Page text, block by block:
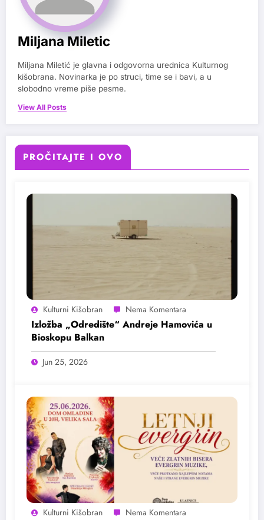
Miljana Miletic
Miljana Miletić je glavna i odgovorna urednica Kulturnog
kišobrana. Novinarka je po struci, time se i bavi, a u
slobodno vreme piše pesme.
View All Posts
PROČITAJTE I OVO
Kulturni Kišobran
Izložba „Odredište“ Andreje Hamovića u
Bioskopu Balkan
Jun 25, 2026
Kulturni Kišobran